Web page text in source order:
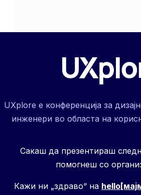
UXplore е конференција за
инженери во областа на
Сакаш да презентираш
помогнеш со
Кажи ни „здраво“ на